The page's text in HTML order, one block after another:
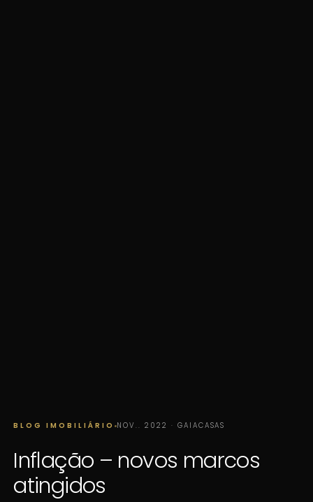
BLOG IMOBILIÁRIO NOV.. 2022 · GAIACASAS
Inflação – novos marcos
atingidos